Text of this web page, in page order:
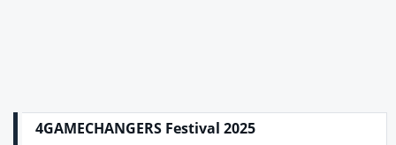
4GAMECHANGERS Festival 2025